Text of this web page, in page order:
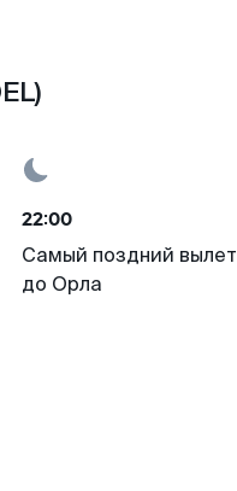
22:00
Самый поздний вылет
до Орла